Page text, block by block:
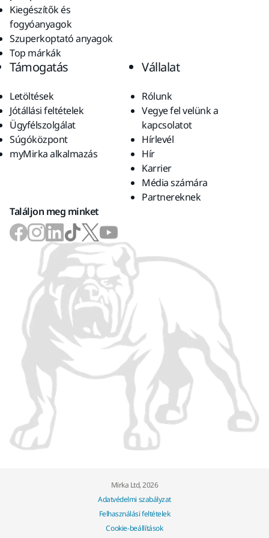
Kiegészítők és
fogyóanyagok
Szuperkoptató anyagok
Top márkák
Támogatás
Letöltések
Jótállási feltételek
Ügyfélszolgálat
Súgóközpont
myMirka alkalmazás
Vállalat
Rólunk
Vegye fel velünk a
kapcsolatot
Hírlevél
Hír
Karrier
Média számára
Partnereknek
Találjon meg minket
Mirka Ltd, 2026
Adatvédelmi szabályzat
Felhasználási feltételek
Cookie-beállítások